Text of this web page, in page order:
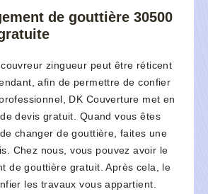
de gouttière 30500
zingueur peut être réticent
afin de permettre de confier
DK Couverture met en
devis gratuit. Quand vous êtes
changer de gouttière, faites une
Chez nous, vous pouvez avoir le
de gouttière gratuit. Après cela, le
les travaux vous appartient.